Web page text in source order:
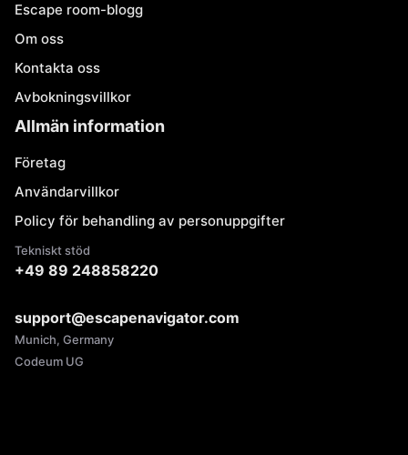
Escape room-blogg
Om oss
Kontakta oss
Avbokningsvillkor
Allmän information
Företag
Användarvillkor
Policy för behandling av personuppgifter
Tekniskt stöd
+49 89 248858220
support@escapenavigator.com
Munich, Germany
Codeum UG